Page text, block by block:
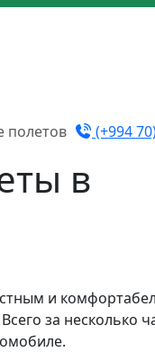
полетов (+994
в
и
за несколько